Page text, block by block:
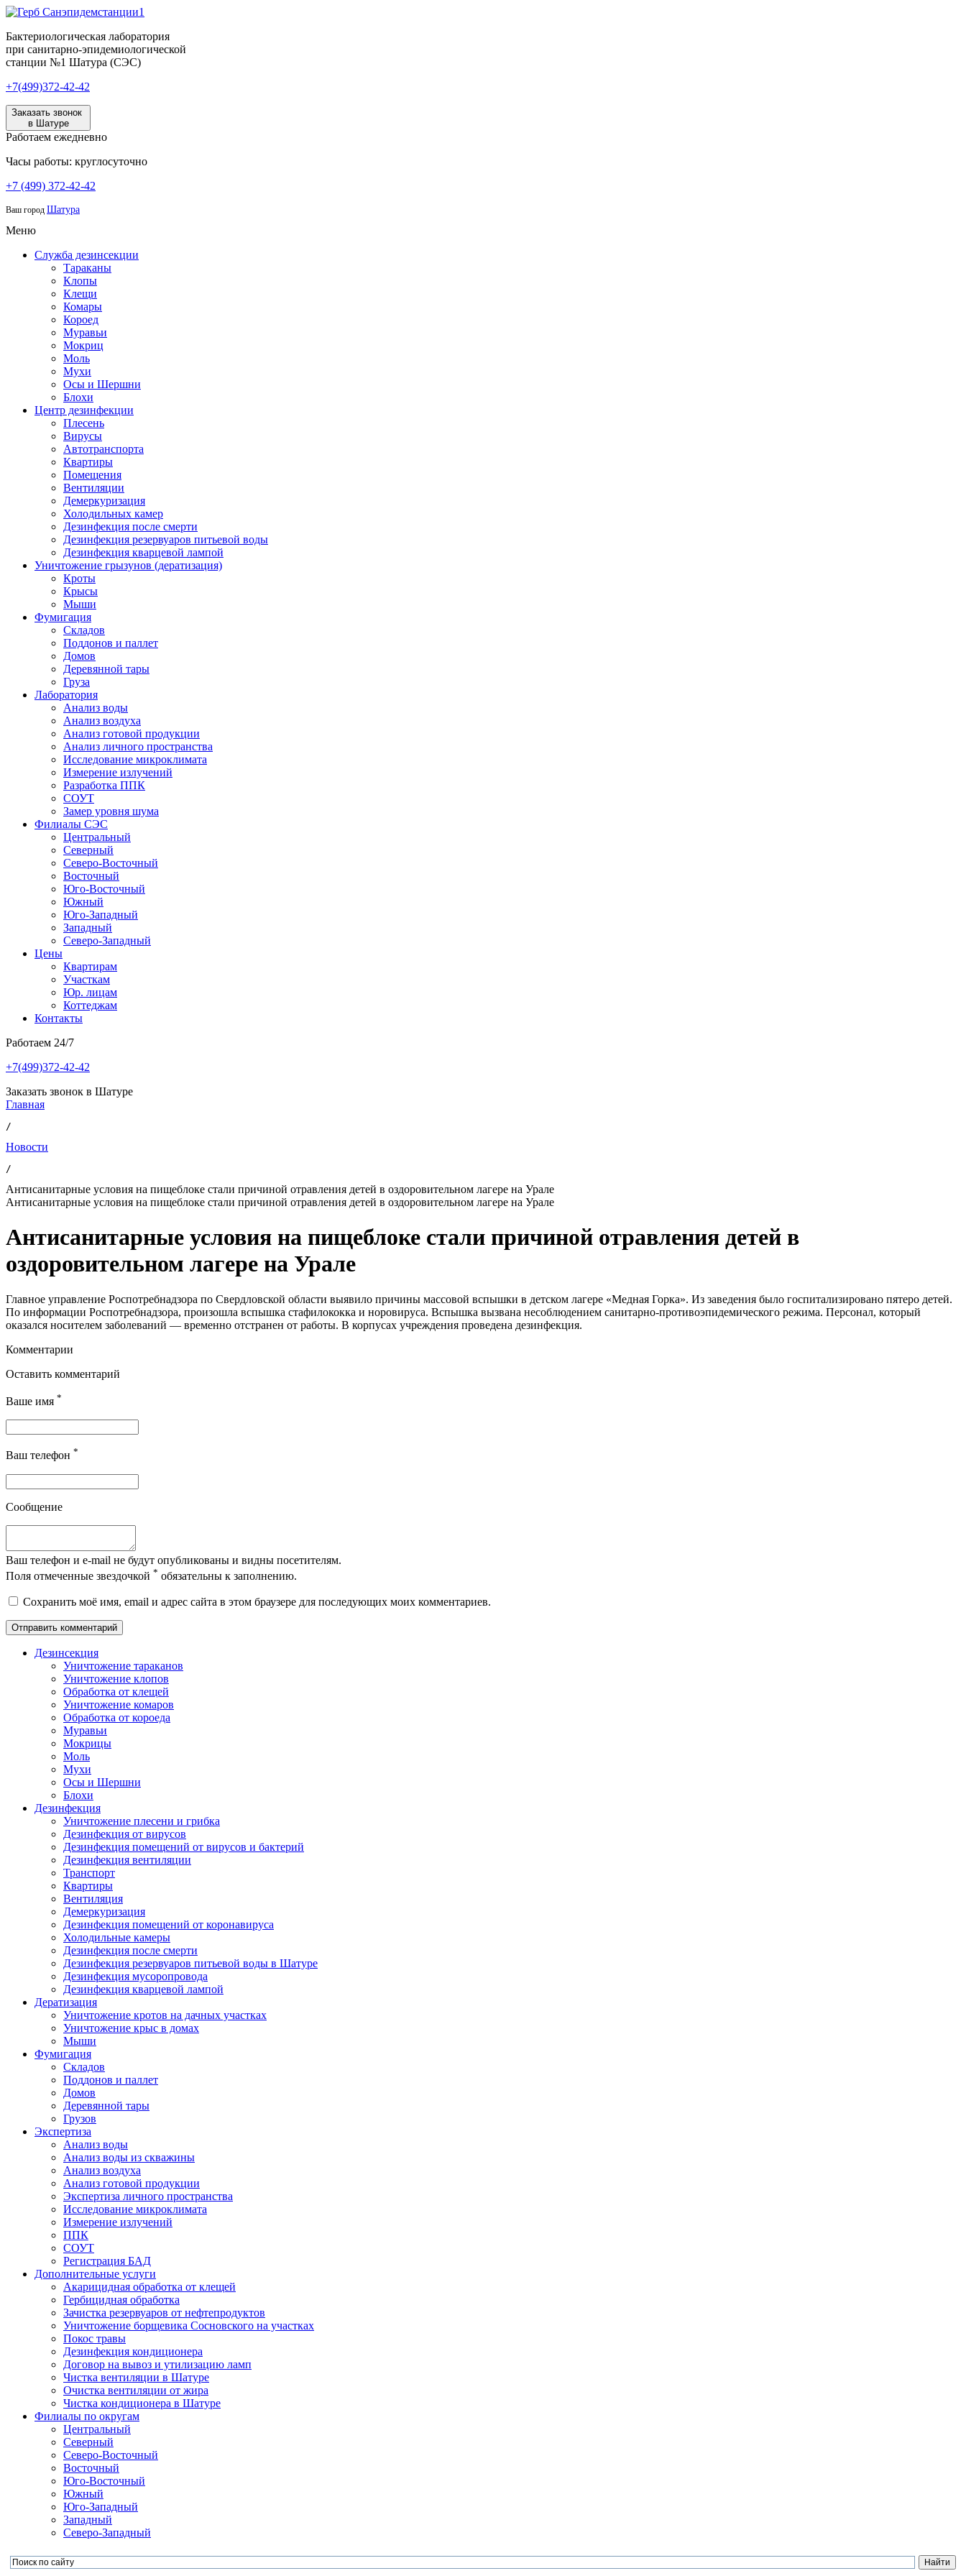
Бактериологическая лаборатория
при санитарно-эпидемиологической
станции №1 Шатура (СЭС)
+7(499)372-42-42
Заказать звонок
в Шатуре
Работаем ежедневно
Часы работы: круглосуточно
+7 (499) 372-42-42
Ваш город Шатура
Меню
Служба дезинсекции
Тараканы
Клопы
Клещи
Комары
Короед
Муравьи
Мокриц
Моль
Мухи
Осы и Шершни
Блохи
Центр дезинфекции
Плесень
Вирусы
Автотранспорта
Квартиры
Помещения
Вентиляции
Демеркуризация
Холодильных камер
Дезинфекция после смерти
Дезинфекция резервуаров питьевой воды
Дезинфекция кварцевой лампой
Уничтожение грызунов (дератизация)
Кроты
Крысы
Мыши
Фумигация
Складов
Поддонов и паллет
Домов
Деревянной тары
Груза
Лаборатория
Анализ воды
Анализ воздуха
Анализ готовой продукции
Анализ личного пространства
Исследование микроклимата
Измерение излучений
Разработка ППК
СОУТ
Замер уровня шума
Филиалы СЭС
Центральный
Северный
Северо-Восточный
Восточный
Юго-Восточный
Южный
Юго-Западный
Западный
Северо-Западный
Цены
Квартирам
Участкам
Юр. лицам
Коттеджам
Контакты
Работаем 24/7
+7(499)372-42-42
Заказать звонок в Шатуре
Главная
/
Новости
/
Антисанитарные условия на пищеблоке стали причиной отравления детей в оздоровительном лагере на Урале
Антисанитарные условия на пищеблоке стали причиной отравления детей в оздоровительном лагере на Урале
Антисанитарные условия на пищеблоке стали причиной отравления детей в
оздоровительном лагере на Урале
Главное управление Роспотребнадзора по Свердловской области выявило причины массовой вспышки в детском лагере «Медная Горка». Из заведения было госпитализировано пятеро детей.
По информации Роспотребнадзора, произошла вспышка стафилококка и норовируса. Вспышка вызвана несоблюдением санитарно-противоэпидемического режима. Персонал, который
оказался носителем заболеваний — временно отстранен от работы. В корпусах учреждения проведена дезинфекция.
Комментарии
Оставить комментарий
Ваше имя *
Ваш телефон *
Сообщение
Ваш телефон и e-mail не будут опубликованы и видны посетителям.
Поля отмеченные звездочкой * обязательны к заполнению.
Сохранить моё имя, email и адрес сайта в этом браузере для последующих моих комментариев.
Дезинсекция
Уничтожение тараканов
Уничтожение клопов
Обработка от клещей
Уничтожение комаров
Обработка от короеда
Муравьи
Мокрицы
Моль
Мухи
Осы и Шершни
Блохи
Дезинфекция
Уничтожение плесени и грибка
Дезинфекция от вирусов
Дезинфекция помещений от вирусов и бактерий
Дезинфекция вентиляции
Транспорт
Квартиры
Вентиляция
Демеркуризация
Дезинфекция помещений от коронавируса
Холодильные камеры
Дезинфекция после смерти
Дезинфекция резервуаров питьевой воды в Шатуре
Дезинфекция мусоропровода
Дезинфекция кварцевой лампой
Дератизация
Уничтожение кротов на дачных участках
Уничтожение крыс в домах
Мыши
Фумигация
Складов
Поддонов и паллет
Домов
Деревянной тары
Грузов
Экспертиза
Анализ воды
Анализ воды из скважины
Анализ воздуха
Анализ готовой продукции
Экспертиза личного пространства
Исследование микроклимата
Измерение излучений
ППК
СОУТ
Регистрация БАД
Дополнительные услуги
Акарицидная обработка от клещей
Гербицидная обработка
Зачистка резервуаров от нефтепродуктов
Уничтожение борщевика Сосновского на участках
Покос травы
Дезинфекция кондиционера
Договор на вывоз и утилизацию ламп
Чистка вентиляции в Шатуре
Очистка вентиляции от жира
Чистка кондиционера в Шатуре
Филиалы по округам
Центральный
Северный
Северо-Восточный
Восточный
Юго-Восточный
Южный
Юго-Западный
Западный
Северо-Западный